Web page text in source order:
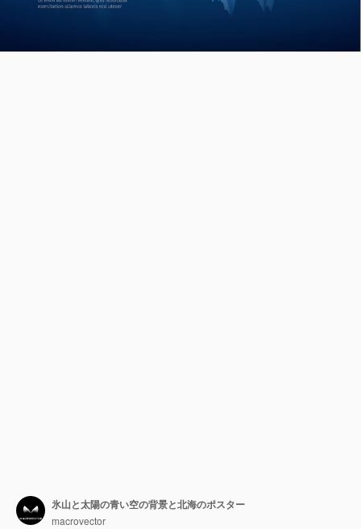
氷山と太陽の青い空の背景と北海のポスター
macrovector